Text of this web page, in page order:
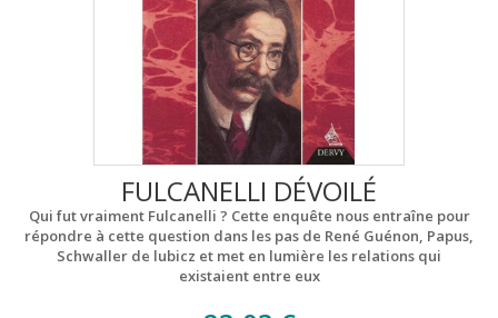
FULCANELLI DÉVOILÉ
Qui fut vraiment Fulcanelli ? Cette enquête nous entraîne pour
répondre à cette question dans les pas de René Guénon, Papus,
Schwaller de lubicz et met en lumière les relations qui
existaient entre eux